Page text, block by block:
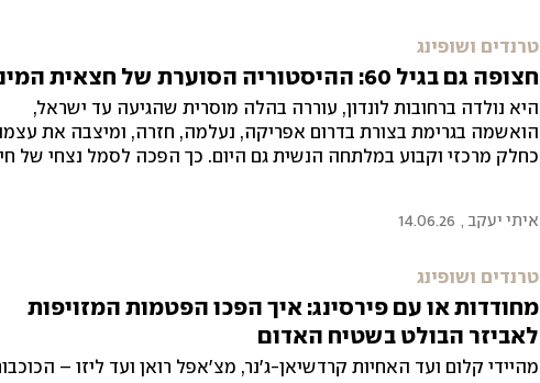
טרנדים ושופינג
חצופה גם בגיל 60: ההיסטוריה הסוערת של חצאית המיני
היא נולדה ברחובות לונדון, עוררה בהלה מוסרית שהגיעה עד ישראל,
הואשמה בגרימת בצורת בדרום אפריקה, נעלמה, חזרה, ומיצבה את
כחלק מרכזי וקבוע במלתחה הנשית גם היום. כך הפכה לסמל נצחי של
איתי יעקב ,
14.06.26
טרנדים ושופינג
מחודדות או עם פירסינג: איך הפכו הפטמות המזויפות
לאביזר הבולט בשטיח האדום
מהיידי קלום ועד האחיות קרדשיאן-ג'נר, מצ'אפל רואן ועד ליזו –